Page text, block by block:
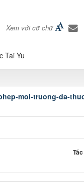
Xem với cỡ chữ
Tai Yu
moi-truong-da-